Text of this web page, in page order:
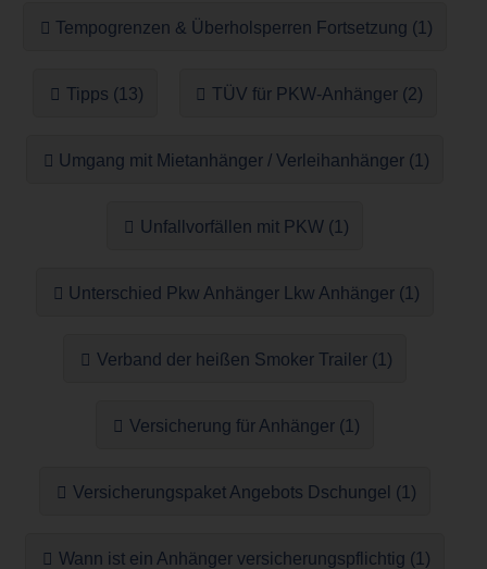
Tempogrenzen & Überholsperren Fortsetzung (1)
Tipps (13) TÜV für PKW-Anhänger (2)
Umgang mit Mietanhänger / Verleihanhänger (1)
Unfallvorfällen mit PKW (1)
Unterschied Pkw Anhänger Lkw Anhänger (1)
Verband der heißen Smoker Trailer (1)
Versicherung für Anhänger (1)
Versicherungspaket Angebots Dschungel (1)
Wann ist ein Anhänger versicherungspflichtig (1)